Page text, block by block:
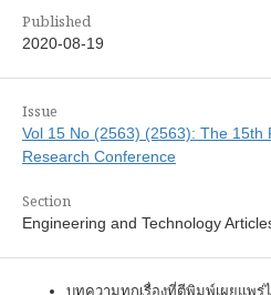
Published
2020-08-19
Issue
Vol 15 No (2563) (2563): The 15th
Research Conference
Section
Engineering and Technology
บทความทุกเรื่องที่ตีพิมพ์เผยแพร่